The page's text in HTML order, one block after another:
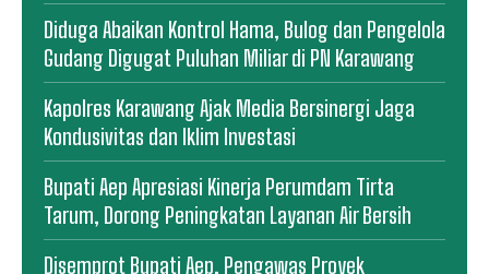
Diduga Abaikan Kontrol Hama, Bulog dan Pengelola
Gudang Digugat Puluhan Miliar di PN Karawang
Kapolres Karawang Ajak Media Bersinergi Jaga
Kondusivitas dan Iklim Investasi
Bupati Aep Apresiasi Kinerja Perumdam Tirta
Tarum, Dorong Peningkatan Layanan Air Bersih
Disemprot Bupati Aep, Pengawas Proyek